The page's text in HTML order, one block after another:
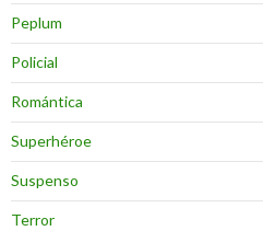
Peplum
Policial
Romántica
Superhéroe
Suspenso
Terror